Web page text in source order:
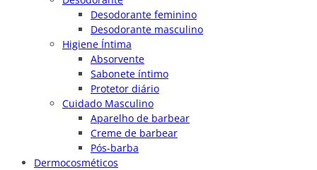
Desodorante feminino
Desodorante masculino
Higiene Íntima
Absorvente
Sabonete íntimo
Protetor diário
Cuidado Masculino
Aparelho de barbear
Creme de barbear
Pós-barba
Dermocosméticos